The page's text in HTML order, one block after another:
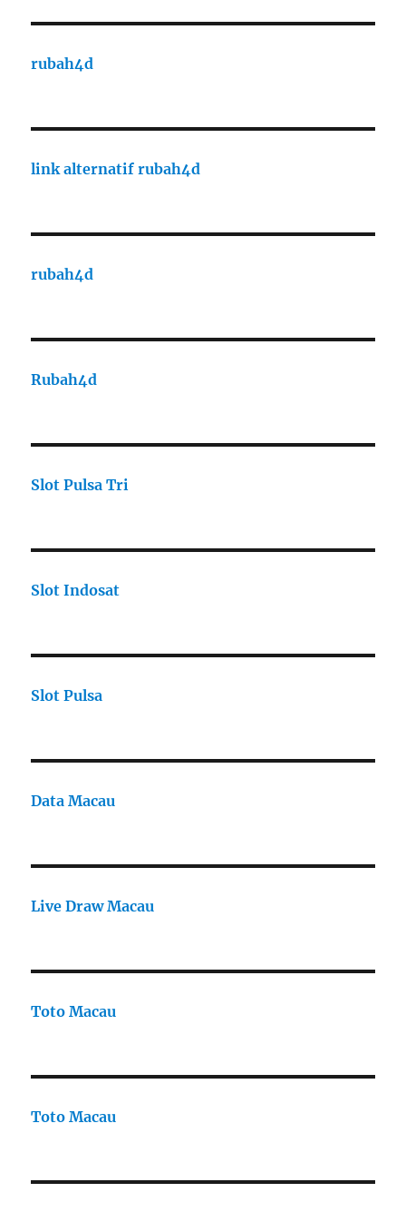
rubah4d
link alternatif rubah4d
rubah4d
Rubah4d
Slot Pulsa Tri
Slot Indosat
Slot Pulsa
Data Macau
Live Draw Macau
Toto Macau
Toto Macau